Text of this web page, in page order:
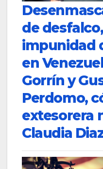
de
impunidad
en
Gorrín y
Perdomo,
extesorera
Claudia